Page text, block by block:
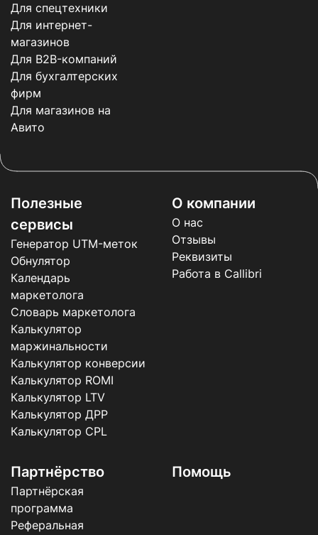
Для спецтехники
Для интернет-
магазинов
Для B2B-компаний
Для бухгалтерских
фирм
Для магазинов на
Авито
Полезные
сервисы
Генератор UTM-меток
Обнулятор
Календарь
маркетолога
Словарь маркетолога
Калькулятор
маржинальности
Калькулятор конверсии
Калькулятор ROMI
Калькулятор LTV
Калькулятор ДРР
Калькулятор CPL
Помощь
О компании
О нас
Отзывы
Реквизиты
Работа в Callibri
Партнёрство
Партнёрская
программа
Реферальная